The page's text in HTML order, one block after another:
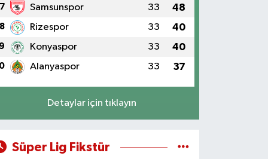
7 Samsunspor 33 48
8 Rizespor 33 40
Konyaspor 33 40
Alanyaspor 33 37
Detaylar için tıklayın
Süper Lig Fikstür